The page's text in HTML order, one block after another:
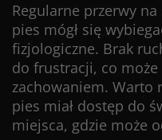
Regularne przerwy
pies mógł się
fizjologiczne. Brak
do frustracji, co
zachowaniem. Warto
pies miał dostęp do
miejsca, gdzie może